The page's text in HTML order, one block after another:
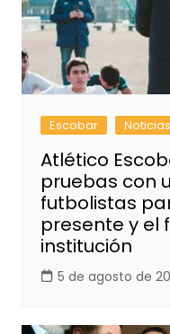
Escobar Noticias
Atlético
pruebas con
futbolistas
presente y el
institución
5 de agosto de